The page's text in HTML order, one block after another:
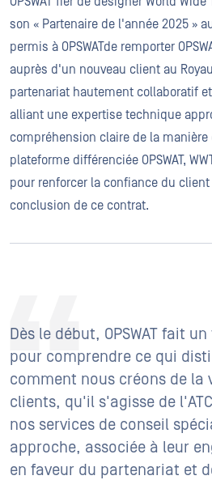
son « Partenaire de l'année 2025 »
permis à OPSWATde remporter
auprès d'un nouveau client au
partenariat hautement collaboratif
alliant une expertise technique
compréhension claire de la
plateforme différenciée OPSWAT,
pour renforcer la confiance du
conclusion de ce contrat.
Dès le début, OPSWAT fait
pour comprendre ce qui
comment nous créons de la
clients, qu'il s'agisse de
nos services de conseil
approche, associée à leur
en faveur du partenariat et